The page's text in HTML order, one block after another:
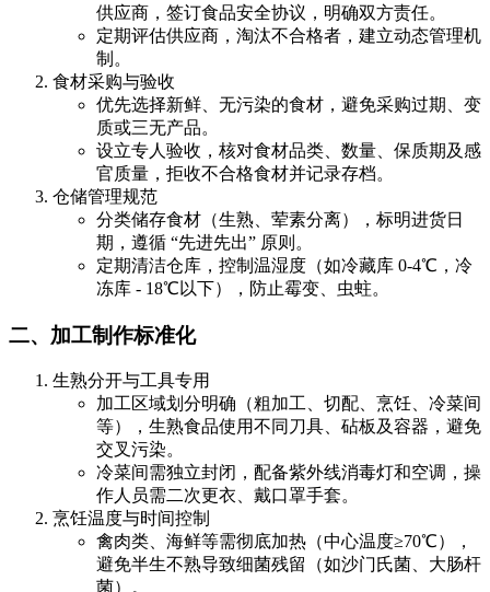
供应商，签订食品安全协议，明确双方责任。
定期评估供应商，淘汰不合格者，建立动态管理机
制。
食材采购与验收
优先选择新鲜、无污染的食材，避免采购过期、变
质或三无产品。
设立专人验收，核对食材品类、数量、保质期及感
官质量，拒收不合格食材并记录存档。
仓储管理规范
分类储存食材（生熟、荤素分离），标明进货日
期，遵循 “先进先出” 原则。
定期清洁仓库，控制温湿度（如冷藏库 0-4℃，冷
冻库 - 18℃以下），防止霉变、虫蛀。
二、加工制作标准化
生熟分开与工具专用
加工区域划分明确（粗加工、切配、烹饪、冷菜间
等），生熟食品使用不同刀具、砧板及容器，避免
交叉污染。
冷菜间需独立封闭，配备紫外线消毒灯和空调，操
作人员需二次更衣、戴口罩手套。
烹饪温度与时间控制
禽肉类、海鲜等需彻底加热（中心温度≥70℃），
避免半生不熟导致细菌残留（如沙门氏菌、大肠杆
菌）。